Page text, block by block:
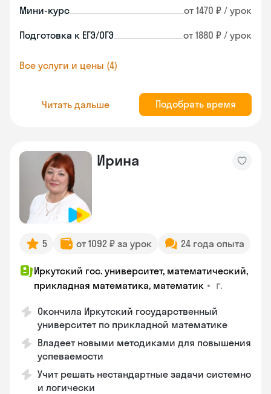
Мини-курс от 1470 ₽ / урок
Подготовка к ЕГЭ/ОГЭ от 1880 ₽ / урок
Все услуги и цены (4)
Читать дальше Подобрать время
Ирина
5 от 1092 ₽ за урок 24 года опыта
Иркутский гос. университет, математический,
прикладная математика, математик • г.
Окончила Иркутский государственный
университет по прикладной математике
Владеет новыми методиками для повышения
успеваемости
Учит решать нестандартные задачи системно
и логически